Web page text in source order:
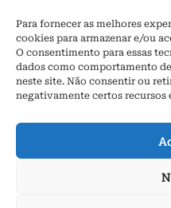
Para fornecer as melhores
cookies para armazenar e/ou
O consentimento para essas
dados como comportamento
neste site. Não consentir ou
negativamente certos recursos
responsabilidade sobre
língua portuguesa. Notícias,
Contato
Redes sociais